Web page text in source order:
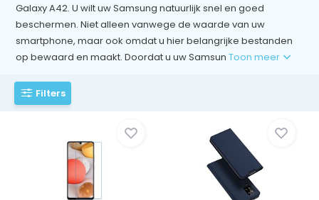
Galaxy A42. U wilt uw Samsung natuurlijk snel en goed
beschermen. Niet alleen vanwege de waarde van uw
smartphone, maar ook omdat u hier belangrijke bestanden
op bewaard en maakt. Doordat u uw SamsunToon meer
Filters